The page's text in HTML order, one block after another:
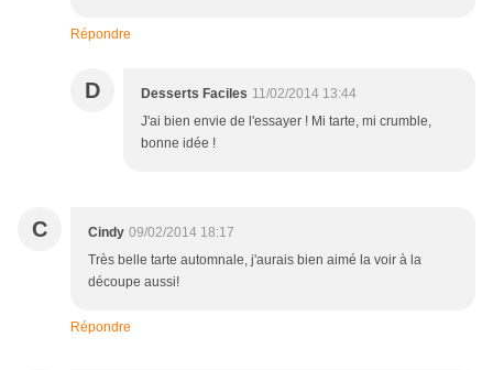
Répondre
D Desserts Faciles 11/02/2014 13:44
J'ai bien envie de l'essayer ! Mi tarte, mi crumble,
bonne idée !
C Cindy 09/02/2014 18:17
Très belle tarte automnale, j'aurais bien aimé la voir à la
découpe aussi!
Répondre